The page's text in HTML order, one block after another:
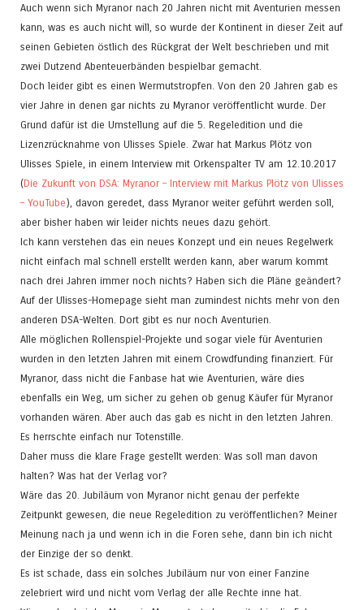
Auch wenn sich Myranor nach 20 Jahren nicht mit Aventurien messen
kann, was es auch nicht will, so wurde der Kontinent in dieser Zeit auf
seinen Gebieten östlich des Rückgrat der Welt beschrieben und mit
zwei Dutzend Abenteuerbänden bespielbar gemacht.
Doch leider gibt es einen Wermutstropfen. Von den 20 Jahren gab es
vier Jahre in denen gar nichts zu Myranor veröffentlicht wurde. Der
Grund dafür ist die Umstellung auf die 5. Regeledition und die
Lizenzrücknahme von Ulisses Spiele. Zwar hat Markus Plötz von
Ulisses Spiele, in einem Interview mit Orkenspalter TV am 12.10.2017
(Die Zukunft von DSA: Myranor – Interview mit Markus Plötz von Ulisses
– YouTube), davon geredet, dass Myranor weiter geführt werden soll,
aber bisher haben wir leider nichts neues dazu gehört.
Ich kann verstehen das ein neues Konzept und ein neues Regelwerk
nicht einfach mal schnell erstellt werden kann, aber warum kommt
nach drei Jahren immer noch nichts? Haben sich die Pläne geändert?
Auf der Ulisses-Homepage sieht man zumindest nichts mehr von den
anderen DSA-Welten. Dort gibt es nur noch Aventurien.
Alle möglichen Rollenspiel-Projekte und sogar viele für Aventurien
wurden in den letzten Jahren mit einem Crowdfunding finanziert. Für
Myranor, dass nicht die Fanbase hat wie Aventurien, wäre dies
ebenfalls ein Weg, um sicher zu gehen ob genug Käufer für Myranor
vorhanden wären. Aber auch das gab es nicht in den letzten Jahren.
Es herrschte einfach nur Totenstille.
Daher muss die klare Frage gestellt werden: Was soll man davon
halten? Was hat der Verlag vor?
Wäre das 20. Jubiläum von Myranor nicht genau der perfekte
Zeitpunkt gewesen, die neue Regeledition zu veröffentlichen? Meiner
Meinung nach ja und wenn ich in die Foren sehe, dann bin ich nicht
der Einzige der so denkt.
Es ist schade, dass ein solches Jubiläum nur von einer Fanzine
zelebriert wird und nicht vom Verlag der alle Rechte inne hat.